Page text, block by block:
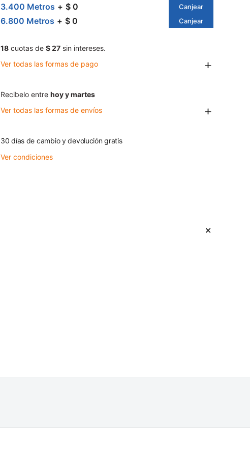
3.400 Metros $ 0 Canjear
6.800 Metros $ 0 Canjear
18 cuotas de $ 27 sin intereses.
Ver todas las formas de pago
Recibelo entre hoy y martes
Ver todas las formas de envíos
30 días de cambio y devolución gratis
Ver condiciones